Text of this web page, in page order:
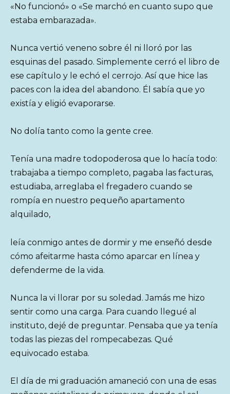
«No funcionó» o «Se marchó en cuanto supo que
estaba embarazada».
Nunca vertió veneno sobre él ni lloró por las
esquinas del pasado. Simplemente cerró el libro de
ese capítulo y le echó el cerrojo. Así que hice las
paces con la idea del abandono. Él sabía que yo
existía y eligió evaporarse.
No dolía tanto como la gente cree.
Tenía una madre todopoderosa que lo hacía todo:
trabajaba a tiempo completo, pagaba las facturas,
estudiaba, arreglaba el fregadero cuando se
rompía en nuestro pequeño apartamento
alquilado,
leía conmigo antes de dormir y me enseñó desde
cómo afeitarme hasta cómo aparcar en línea y
defenderme de la vida.
Nunca la vi llorar por su soledad. Jamás me hizo
sentir como una carga. Para cuando llegué al
instituto, dejé de preguntar. Pensaba que ya tenía
todas las piezas del rompecabezas. Qué
equivocado estaba.
El día de mi graduación amaneció con una de esas